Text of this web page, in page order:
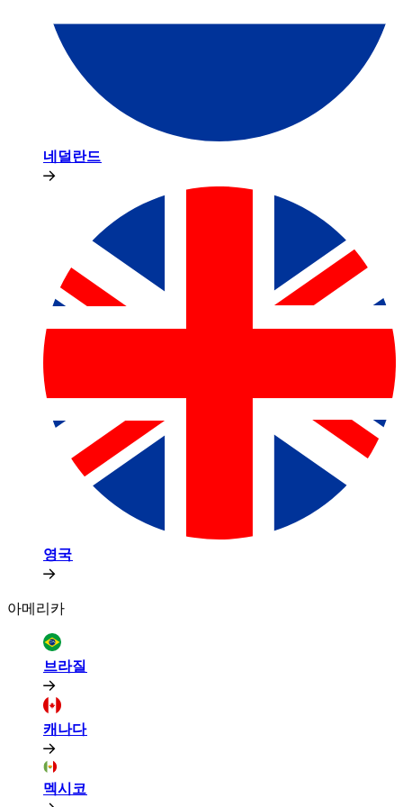
네덜란드​​
영국​​
아메리카​​
브라질​​
캐나다​​
멕시코​​